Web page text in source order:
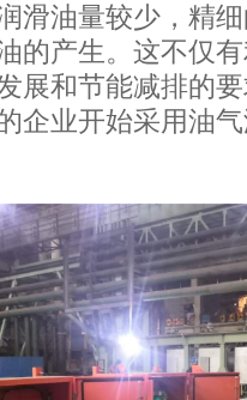
滑油量较少，精
的产生。这不仅
展和节能减排的
企业开始采用油